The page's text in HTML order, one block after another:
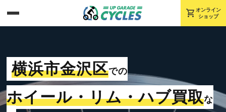
shopping_cart オンライン
ショップ
横浜市金沢区での
ホイール・リム・ハブ買取な